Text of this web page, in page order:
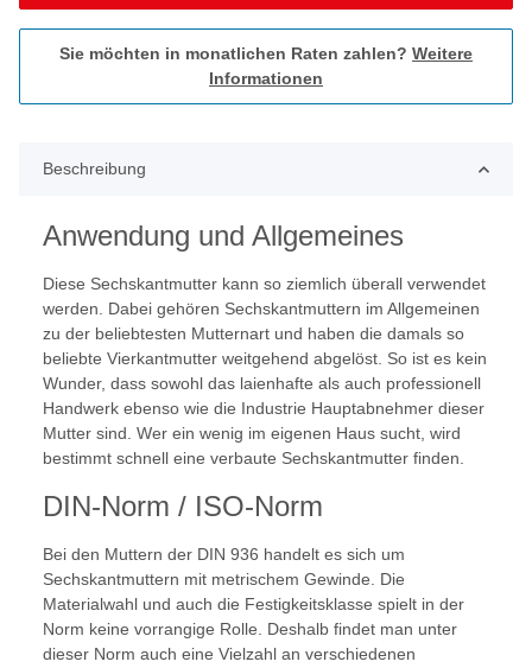
Sie möchten in monatlichen Raten zahlen? Weitere
Informationen
Beschreibung
Anwendung und Allgemeines
Diese Sechskantmutter kann so ziemlich überall verwendet
werden. Dabei gehören Sechskantmuttern im Allgemeinen
zu der beliebtesten Mutternart und haben die damals so
beliebte Vierkantmutter weitgehend abgelöst. So ist es kein
Wunder, dass sowohl das laienhafte als auch professionell
Handwerk ebenso wie die Industrie Hauptabnehmer dieser
Mutter sind. Wer ein wenig im eigenen Haus sucht, wird
bestimmt schnell eine verbaute Sechskantmutter finden.
DIN-Norm / ISO-Norm
Bei den Muttern der DIN 936 handelt es sich um
Sechskantmuttern mit metrischem Gewinde. Die
Materialwahl und auch die Festigkeitsklasse spielt in der
Norm keine vorrangige Rolle. Deshalb findet man unter
dieser Norm auch eine Vielzahl an verschiedenen